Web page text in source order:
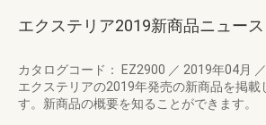
エクステリア2019新商品ニュース
カタログコード： EZ2900 ／ 2019年04月 ／
エクステリアの2019年発売の新商品を掲載
す。新商品の概要を知ることができます。